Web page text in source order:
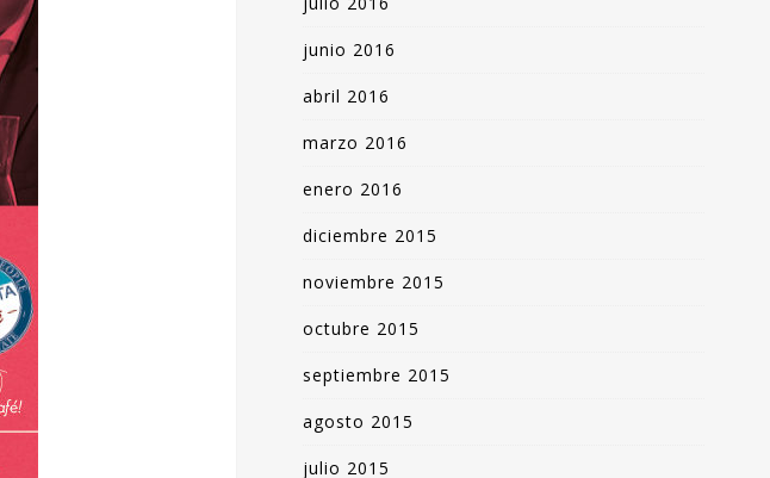
junio 2016
abril 2016
marzo 2016
enero 2016
diciembre 2015
noviembre 2015
octubre 2015
septiembre 2015
agosto 2015
julio 2015